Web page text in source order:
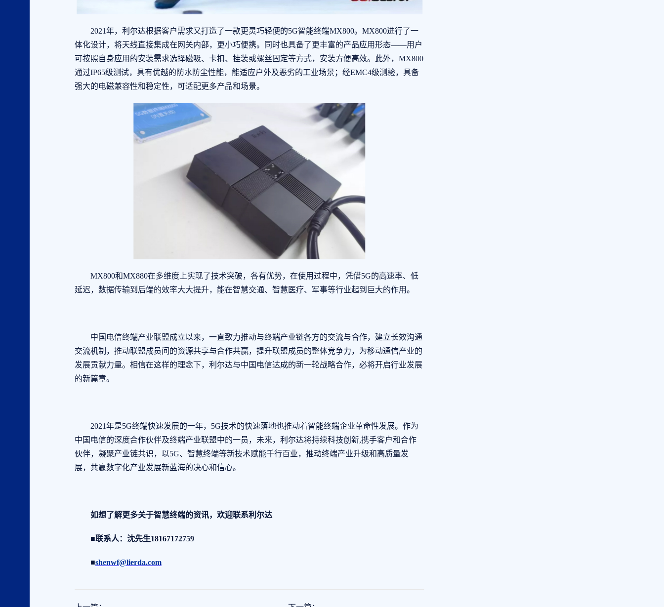
2021年，利尔达根据客户需求又打造了一款更灵巧轻便的5G智能终端MX800。MX800进行了一
体化设计，将天线直接集成在网关内部，更小巧便携。同时也具备了更丰富的产品应用形态——用户
可按照自身应用的安装需求选择磁吸、卡扣、挂装或螺丝固定等方式，安装方便高效。此外，MX800
通过IP65级测试，具有优越的防水防尘性能，能适应户外及恶劣的工业场景；经EMC4级测验，具备
强大的电磁兼容性和稳定性，可适配更多产品和场景。
MX800和MX880在多维度上实现了技术突破，各有优势，在使用过程中，凭借5G的高速率、低
延迟，数据传输到后端的效率大大提升，能在智慧交通、智慧医疗、军事等行业起到巨大的作用。
中国电信终端产业联盟成立以来，一直致力推动与终端产业链各方的交流与合作，建立长效沟通
交流机制，推动联盟成员间的资源共享与合作共赢，提升联盟成员的整体竞争力，为移动通信产业的
发展贡献力量。相信在这样的理念下，利尔达与中国电信达成的新一轮战略合作，必将开启行业发展
的新篇章。
2021年是5G终端快速发展的一年，5G技术的快速落地也推动着智能终端企业革命性发展。作为
中国电信的深度合作伙伴及终端产业联盟中的一员，未来，利尔达将持续科技创新,携手客户和合作
伙伴，凝聚产业链共识，以5G、智慧终端等新技术赋能千行百业，推动终端产业升级和高质量发
展，共赢数字化产业发展新蓝海的决心和信心。
如想了解更多关于智慧终端的资讯，欢迎联系利尔达
■联系人：沈先生18167172759
■shenwf@lierda.com